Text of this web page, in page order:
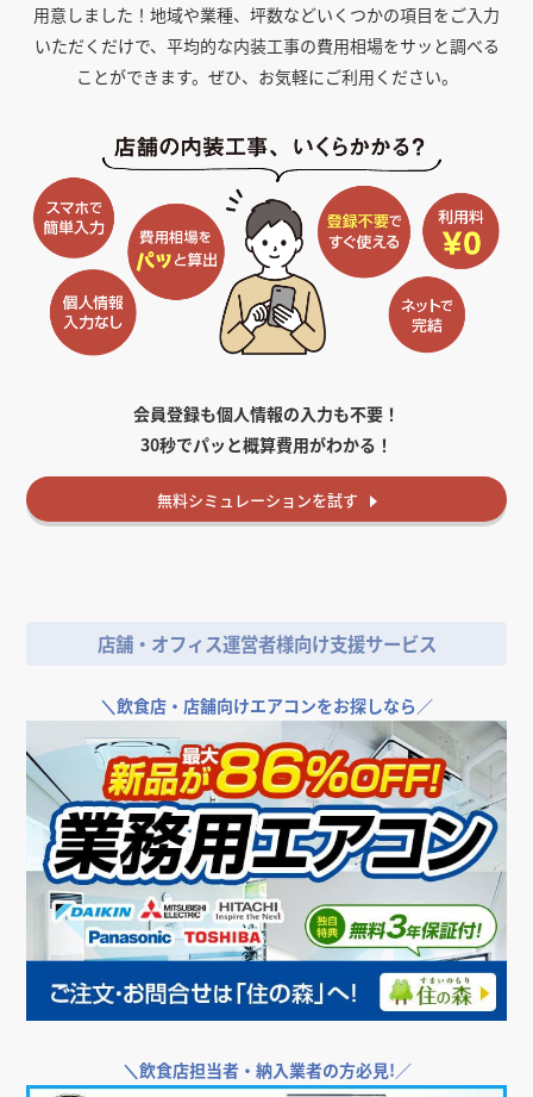
用意しました！ 地域や業種、坪数などいくつかの項目をご入力
いただくだけで、平均的な内装工事の費用相場をサッと調べる
ことができます。ぜひ、お気軽にご利用ください。
会員登録も個人情報の入力も不要！
30秒でパッと概算費用がわかる！
無料シミュレーションを試す
店舗・オフィス運営者様向け支援サービス
＼飲食店・店舗向けエアコンをお探しなら／
＼飲食店担当者・納入業者の方必見!／